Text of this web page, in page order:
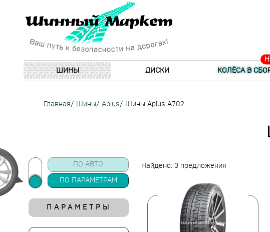
ШИНЫ ДИСКИ КОЛЁСА В
Главная/ Шины/ Aplus/ Шины Aplus A702
Найдено: 3 предложения
ПО АВТО
ПО ПАРАМЕТРАМ
ПАРАМЕТРЫ